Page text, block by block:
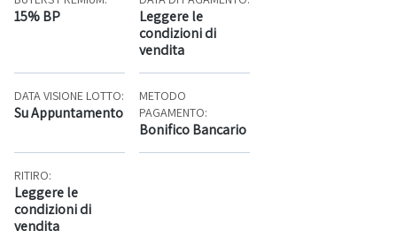
15% BP
Leggere le
condizioni di
vendita
DATA VISIONE LOTTO:
Su Appuntamento
METODO
PAGAMENTO:
Bonifico Bancario
RITIRO:
Leggere le
condizioni di
vendita